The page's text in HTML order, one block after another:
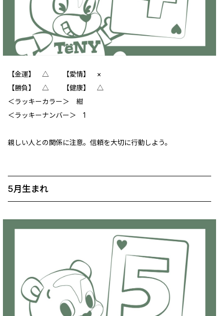
【金運】 △ 【愛情】 ×
【勝負】 △ 【健康】 △
＜ラッキーカラー＞ 紺
＜ラッキーナンバー＞ 1
親しい人との関係に注意。信頼を大切に行動しよう。
5月生まれ